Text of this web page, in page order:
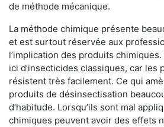
de méthode mécanique.
La méthode chimique présente
et est surtout réservée aux
l’implication des produits chimiques.
ici d’insecticides classiques, car les
résistent très facilement. Ce qui
produits de désinsectisation
d’habitude. Lorsqu’ils sont mal
chimiques peuvent avoir des effets